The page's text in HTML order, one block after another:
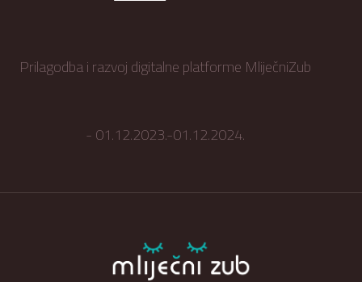
Prilagodba i razvoj digitalne platforme MliječniZub
- 01.12.2023.-01.12.2024.